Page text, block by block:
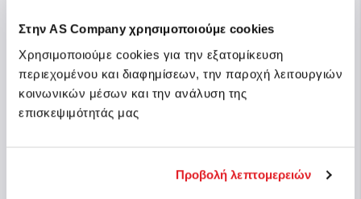
Στην AS Company χρησιμοποιούμε cookies
Χρησιμοποιούμε cookies για την εξατομίκευση
περιεχομένου και διαφημίσεων, την παροχή λειτουργιών
κοινωνικών μέσων και την ανάλυση της
επισκεψιμότητάς μας
Προβολή λεπτομερειών